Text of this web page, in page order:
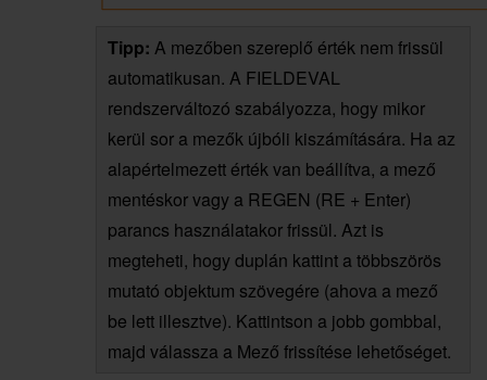
Tipp: A mezőben szereplő érték nem frissül
automatikusan. A FIELDEVAL
rendszerváltozó szabályozza, hogy mikor
kerül sor a mezők újbóli kiszámítására. Ha az
alapértelmezett érték van beállítva, a mező
mentéskor vagy a REGEN (RE + Enter)
parancs használatakor frissül. Azt is
megteheti, hogy duplán kattint a többszörös
mutató objektum szövegére (ahova a mező
be lett illesztve). Kattintson a jobb gombbal,
majd válassza a Mező frissítése lehetőséget.